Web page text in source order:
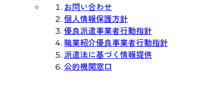
お問い合わせ
個人情報保護方針
優良派遣事業者行動指針
職業紹介優良事業者行動指針
派遣法に基づく情報提供
公的機関窓口